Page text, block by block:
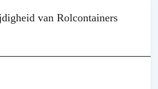
van Rolcontainers